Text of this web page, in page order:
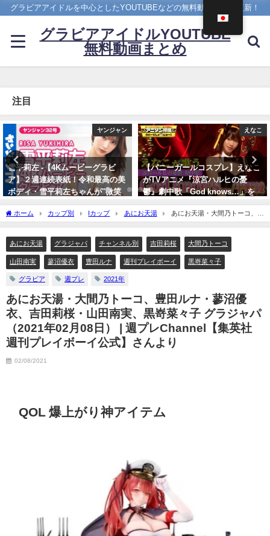
グラビアアイドルを中心としたYOUTUBEなどの無料動画を日々更新！
グラビアアイドルYOUTUBE
無料動画まとめ
注目
えなこ
【バニーガールコスプレ】えなこ
がTVアニメ『涼宮ハルヒの憂
鬱』劇中歌「God knows…」を
神カバー！！
4K UPSCALING CLUB
吉岡里帆(Riho Yoshioka)【4K】
（2022年10月19日） | 4K
UPSCALING CLUBさんより
ホーム カップ別 Iカップ あにお天湯
あにお天湯・大間乃トーコ、豊
田ルナ・蓼沼優衣、吉田莉桜・山田南実、黒嵜菜々子 グラジャパ（2021年02月08日）
あにお天湯
グラジャパ チャンネル別 吉田莉桜 大間乃トーコ
山田南実 蓼沼優衣 豊田ルナ 週刊プレイボーイ 黒嵜菜々子
グラビア 週プレ 2021年
あにお天湯・大間乃トーコ、豊田ルナ・蓼沼優
衣、吉田莉桜・山田南実、黒嵜菜々子 グラジャパ
（2021年02月08日） | 週プレChannel【集英社
週刊プレイボーイ公式】さんより
02/08/2021
QOL 爆上がり神アイテム